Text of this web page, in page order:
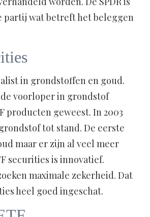
partij wat betreft het beleggen
in grondstoffen en goud.
voorloper in grondstof
producten geweest. In 2003
tot stand. De eerste
maar er zijn al veel meer
securities is innovatief.
maximale zekerheid. Dat
heel goed ingeschat.